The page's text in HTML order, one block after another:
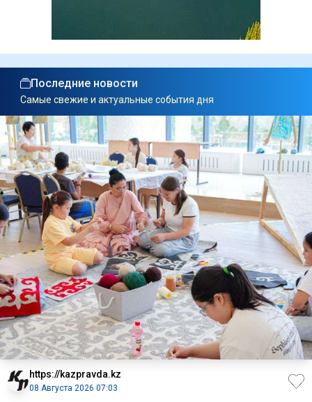
Последние новости
Самые свежие и актуальные события дня
https://kazpravda.kz
08 Августа 2026 07:03